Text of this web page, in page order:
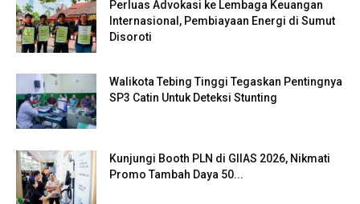
Perluas Advokasi ke Lembaga Keuangan
Internasional, Pembiayaan Energi di Sumut
Disoroti
Walikota Tebing Tinggi Tegaskan Pentingnya
SP3 Catin Untuk Deteksi Stunting
Kunjungi Booth PLN di GIIAS 2026, Nikmati
Promo Tambah Daya 50...